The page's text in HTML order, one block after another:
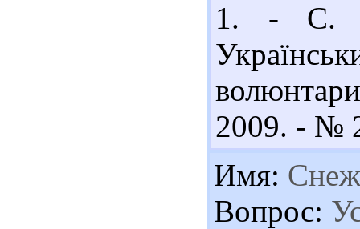
1. - С.
2009. - №
Имя:
Вопрос: